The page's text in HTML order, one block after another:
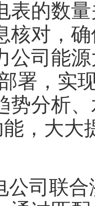
表的数
核对，
公司能
署，实
势分析
能，大
公司联